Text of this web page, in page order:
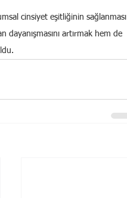
cinsiyet eşitliğinin sağlanması
artırmak hem de